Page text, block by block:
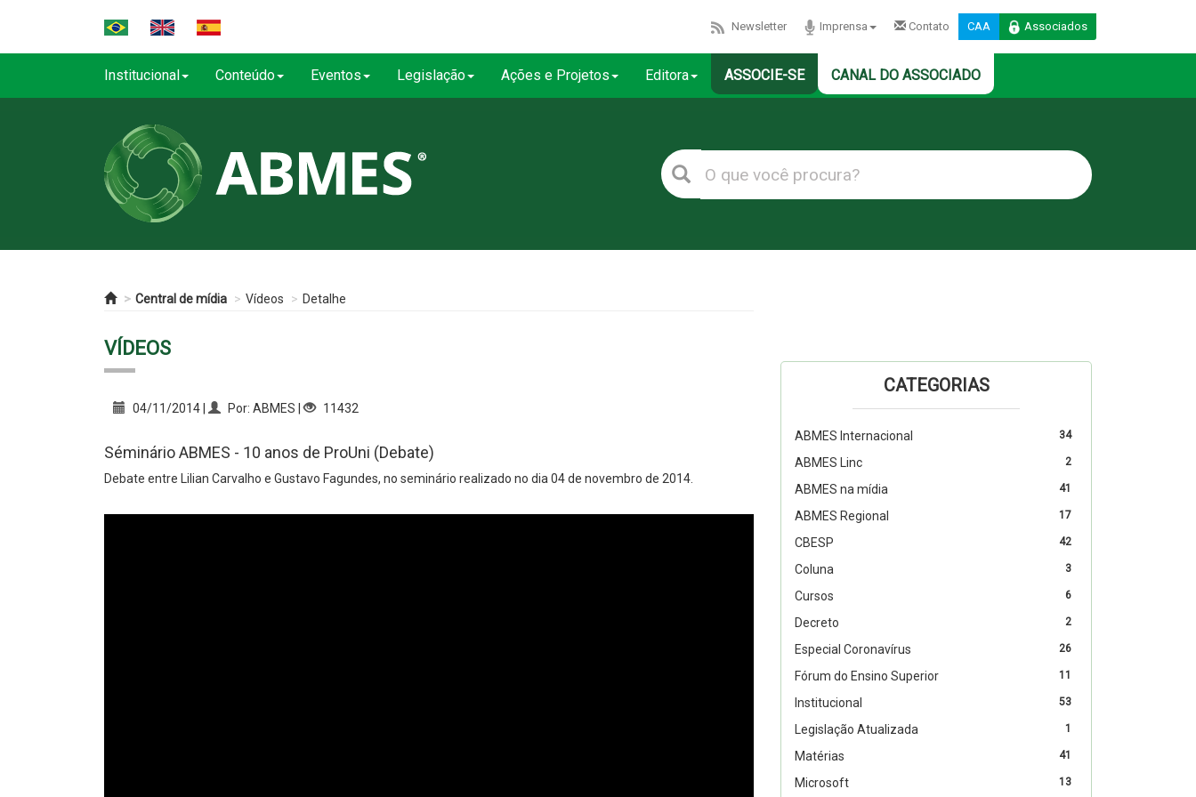
Newsletter Imprensa Contato CAA Associados
Institucional Conteúdo Eventos Legislação Ações e Projetos Editora ASSOCIE-SE CANAL DO ASSOCIADO
Central de mídia Vídeos Detalhe
VÍDEOS
04/11/2014 | Por: ABMES | 11432
Séminário ABMES - 10 anos de ProUni (Debate)
Debate entre Lilian Carvalho e Gustavo Fagundes, no seminário realizado no dia 04 de novembro de 2014.
CATEGORIAS
34
ABMES Internacional
2
ABMES Linc
41
ABMES na mídia
17
ABMES Regional
42
CBESP
3
Coluna
6
Cursos
2
Decreto
26
Especial Coronavírus
11
Fórum do Ensino Superior
53
Institucional
1
Legislação Atualizada
41
Matérias
13
Microsoft